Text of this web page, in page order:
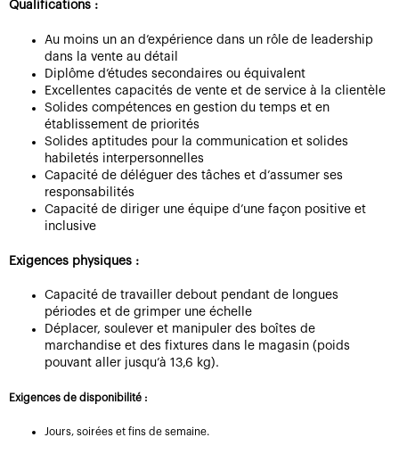
Qualifications :
Au moins un an d’expérience dans un rôle de leadership
dans la vente au détail
Diplôme d’études secondaires ou équivalent
Excellentes capacités de vente et de service à la clientèle
Solides compétences en gestion du temps et en
établissement de priorités
Solides aptitudes pour la communication et solides
habiletés interpersonnelles
Capacité de déléguer des tâches et d’assumer ses
responsabilités
Capacité de diriger une équipe d’une façon positive et
inclusive
Exigences physiques :
Capacité de travailler debout pendant de longues
périodes et de grimper une échelle
Déplacer, soulever et manipuler des boîtes de
marchandise et des fixtures dans le magasin (poids
pouvant aller jusqu’à 13,6 kg).
Exigences de disponibilité :
Jours, soirées et fins de semaine.